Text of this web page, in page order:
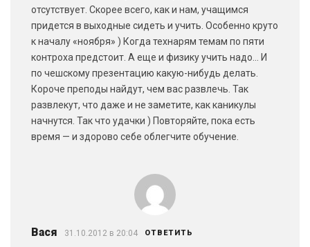
отсутствует. Скорее всего, как и нам, учащимся
придется в выходные сидеть и учить. Особенно круто
к началу «ноября» ) Когда технарям темам по пяти
контроха предстоит. А еще и физику учить надо… И
по чешскому презентацию какую-нибудь делать.
Короче преподы найдут, чем вас развлечь. Так
развлекут, что даже и не заметите, как каникулы
начнутся. Так что удачки ) Повторяйте, пока есть
время — и здорово себе облегчите обучение.
Вася 31.10.2012 в 20:04 ОТВЕТИТЬ